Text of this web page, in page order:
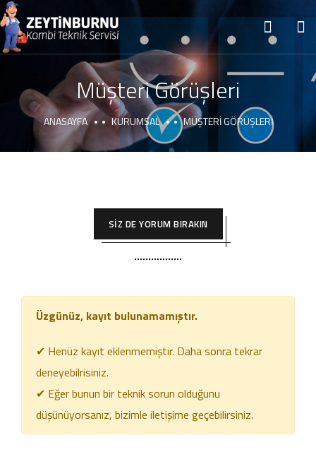
Müşteri Görüşleri
ANASAYFA KURUMSAL MÜŞTERI GÖRÜŞLERI
SİZ DE YORUM BIRAKIN
Üzgünüz, kayıt bulunamamıştır.
✔ Henüz kayıt eklenmemiştir. Daha sonra tekrar
deneyebilrisiniz.
✔ Eğer bunun bir teknik sorun olduğunu
düşünüyorsanız, bizimle iletişime geçebilirsiniz.